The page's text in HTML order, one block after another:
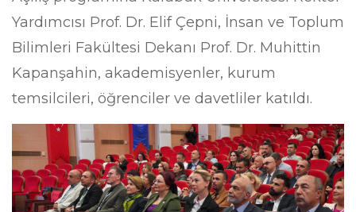
Yardımcısı Prof. Dr. Elif Çepni, İnsan ve Toplum
Bilimleri Fakültesi Dekanı Prof. Dr. Muhittin
Kapanşahin, akademisyenler, kurum
temsilcileri, öğrenciler ve davetliler katıldı.